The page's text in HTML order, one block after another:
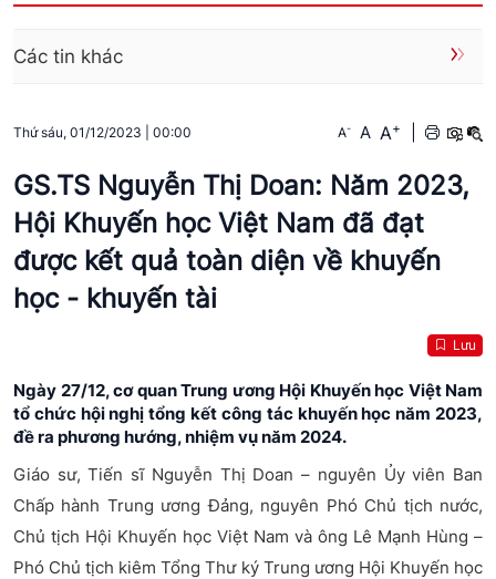
Các tin khác
Thứ sáu, 01/12/2023 00:00 A- A A+
GS.TS Nguyễn Thị Doan: Năm 2023,
Hội Khuyến học Việt Nam đã đạt
được kết quả toàn diện về khuyến
học - khuyến tài
Lưu
Ngày 27/12, cơ quan Trung ương Hội Khuyến học Việt Nam
tổ chức hội nghị tổng kết công tác khuyến học năm 2023,
đề ra phương hướng, nhiệm vụ năm 2024.
Giáo sư, Tiến sĩ Nguyễn Thị Doan – nguyên Ủy viên Ban
Chấp hành Trung ương Đảng, nguyên Phó Chủ tịch nước,
Chủ tịch Hội Khuyến học Việt Nam và ông Lê Mạnh Hùng –
Phó Chủ tịch kiêm Tổng Thư ký Trung ương Hội Khuyến học